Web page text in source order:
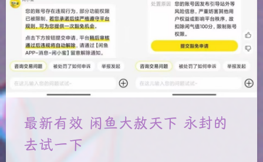
最新有效 闲鱼大赦天下 永封的
去试一下